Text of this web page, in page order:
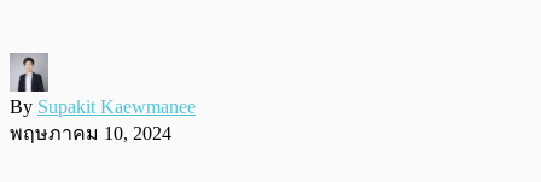
By Supakit Kaewmanee
พฤษภาคม 10, 2024